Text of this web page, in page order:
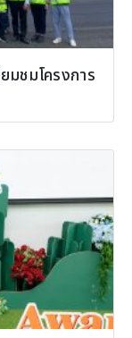
ชมโครงการ